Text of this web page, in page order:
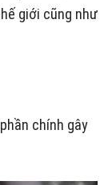
giới cũng như
chính gây